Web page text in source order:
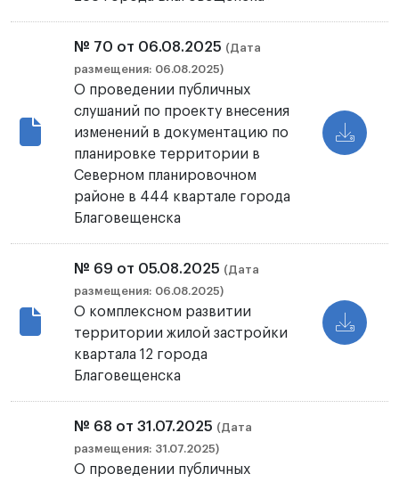
№ 70 от 06.08.2025 (Дата
размещения: 06.08.2025)
О проведении публичных
слушаний по проекту внесения
изменений в документацию по
планировке территории в
Северном планировочном
районе в 444 квартале города
Благовещенска
№ 69 от 05.08.2025 (Дата
размещения: 06.08.2025)
О комплексном развитии
территории жилой застройки
квартала 12 города
Благовещенска
№ 68 от 31.07.2025 (Дата
размещения: 31.07.2025)
О проведении публичных